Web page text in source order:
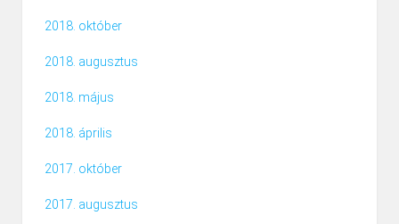
2018. október
2018. augusztus
2018. május
2018. április
2017. október
2017. augusztus